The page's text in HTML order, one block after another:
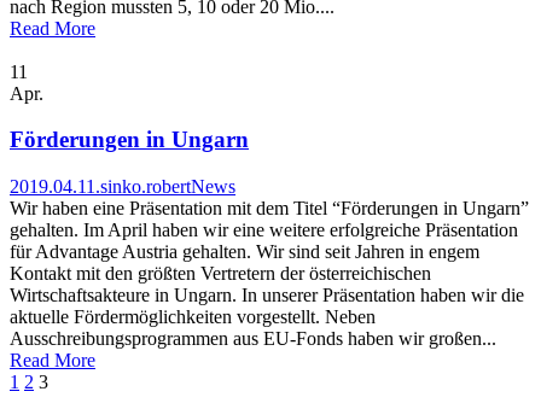
nach Region mussten 5, 10 oder 20 Mio....
Read More
11
Apr.
Förderungen in Ungarn
2019.04.11.sinko.robertNews
Wir haben eine Präsentation mit dem Titel “Förderungen in Ungarn”
gehalten. Im April haben wir eine weitere erfolgreiche Präsentation
für Advantage Austria gehalten. Wir sind seit Jahren in engem
Kontakt mit den größten Vertretern der österreichischen
Wirtschaftsakteure in Ungarn. In unserer Präsentation haben wir die
aktuelle Fördermöglichkeiten vorgestellt. Neben
Ausschreibungsprogrammen aus EU-Fonds haben wir großen...
Read More
1 2 3